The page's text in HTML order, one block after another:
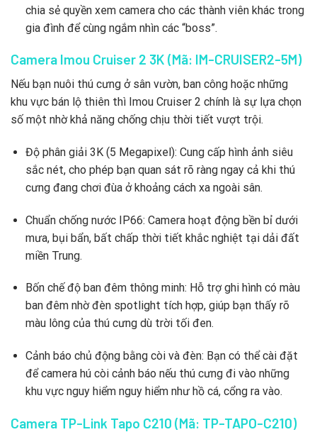
chia sẻ quyền xem camera cho các thành viên khác trong
gia đình để cùng ngắm nhìn các “boss”.
Camera Imou Cruiser 2 3K (Mã: IM-CRUISER2-5M)
Nếu bạn nuôi thú cưng ở sân vườn, ban công hoặc những
khu vực bán lộ thiên thì Imou Cruiser 2 chính là sự lựa chọn
số một nhờ khả năng chống chịu thời tiết vượt trội.
Độ phân giải 3K (5 Megapixel): Cung cấp hình ảnh siêu
sắc nét, cho phép bạn quan sát rõ ràng ngay cả khi thú
cưng đang chơi đùa ở khoảng cách xa ngoài sân.
Chuẩn chống nước IP66: Camera hoạt động bền bỉ dưới
mưa, bụi bẩn, bất chấp thời tiết khắc nghiệt tại dải đất
miền Trung.
Bốn chế độ ban đêm thông minh: Hỗ trợ ghi hình có màu
ban đêm nhờ đèn spotlight tích hợp, giúp bạn thấy rõ
màu lông của thú cưng dù trời tối đen.
Cảnh báo chủ động bằng còi và đèn: Bạn có thể cài đặt
để camera hú còi cảnh báo nếu thú cưng đi vào những
khu vực nguy hiểm nguy hiểm như hồ cá, cổng ra vào.
Camera TP-Link Tapo C210 (Mã: TP-TAPO-C210)